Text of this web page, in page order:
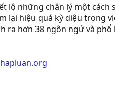
lộ những chân lý một
lại hiệu quả kỳ diệu trong
ra hơn 38 ngôn ngử và